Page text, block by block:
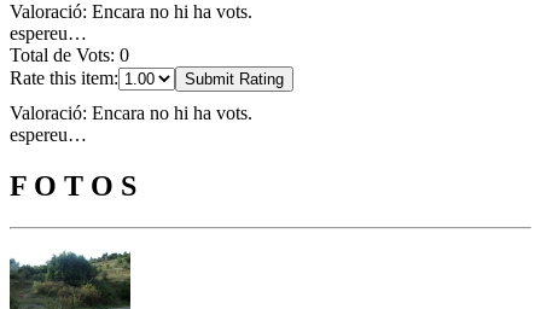
Valoració: Encara no hi ha vots.
espereu…
Total de Vots: 0
Rate this item:
Submit Rating
Valoració: Encara no hi ha vots.
espereu…
F O T O S